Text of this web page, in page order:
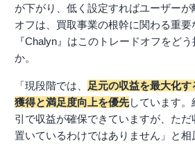
が下がり、低く設定すればユーザー
オフは、買取事業の根幹に関わる重要
『Chalyn』はこのトレードオフをど
か。
「現段階では、 足元の収益を最大化
獲得と満足度向上を優先しています。
引で収益が確保できていますが、た
置いているわけではありません」と相